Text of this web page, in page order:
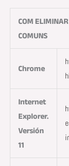
COM
COMUNS
Chrome
Internet
Explorer.
Versión
11